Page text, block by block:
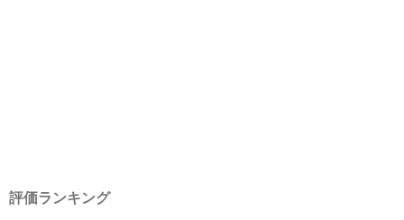
評価ランキング